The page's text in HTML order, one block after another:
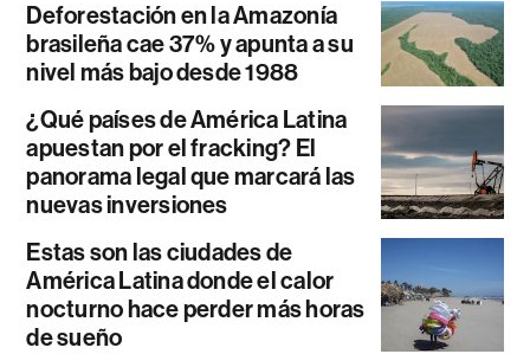
Deforestación en la Amazonía
brasileña cae 37% y apunta a su
nivel más bajo desde 1988
¿Qué países de América Latina
apuestan por el fracking? El
panorama legal que marcará las
nuevas inversiones
Estas son las ciudades de
América Latina donde el calor
nocturno hace perder más horas
de sueño